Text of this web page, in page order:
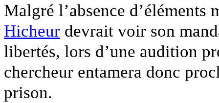
Malgré l’absence
Hicheur devrait voir son
libertés, lors d’une audition
chercheur entamera donc
prison.